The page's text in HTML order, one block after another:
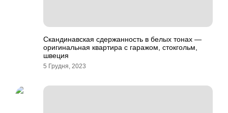
Скандинавская сдержанность в белых тонах —
оригинальная квартира с гаражом, стокгольм,
швеция
5 Грудня, 2023